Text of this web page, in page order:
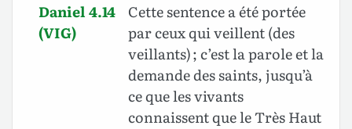
Daniel 4.14
(VIG)
Cette sentence a été portée
par ceux qui veillent (des
veillants) ; c’est la parole et la
demande des saints, jusqu’à
ce que les vivants
connaissent que le Très Haut